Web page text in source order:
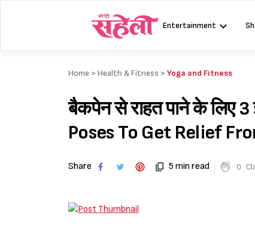
Entertainment
Home > Health & Fitness > Yoga and Fitness
बैकपेन से राहत पाने के लिए
Poses To Get Relief
Share 5 min read 0